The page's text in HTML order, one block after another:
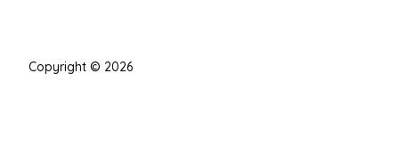
Copyright © 2026